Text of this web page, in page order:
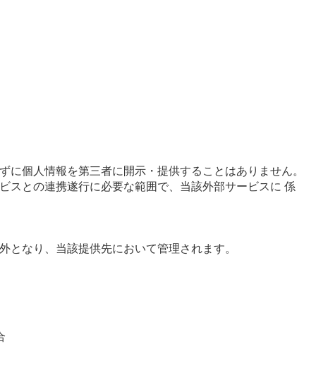
個人情報を第三者に開示・提供することはありません。
スとの連携遂行に必要な範囲で、当該外部サービスに 係
なり、当該提供先において管理されます。